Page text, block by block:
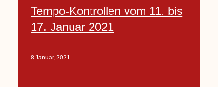
Tempo-Kontrollen vom 11. bis
17. Januar 2021
8 Januar, 2021